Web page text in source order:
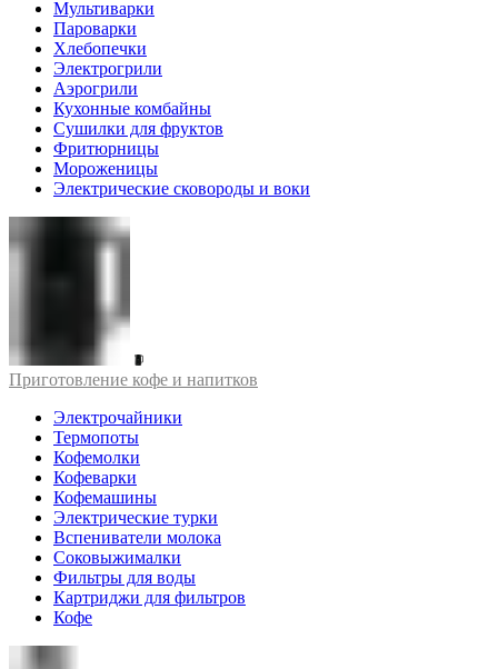
Мультиварки
Пароварки
Хлебопечки
Электрогрили
Аэрогрили
Кухонные комбайны
Сушилки для фруктов
Фритюрницы
Мороженицы
Электрические сковороды и воки
Приготовление кофе и напитков
Электрочайники
Термопоты
Кофемолки
Кофеварки
Кофемашины
Электрические турки
Вспениватели молока
Соковыжималки
Фильтры для воды
Картриджи для фильтров
Кофе